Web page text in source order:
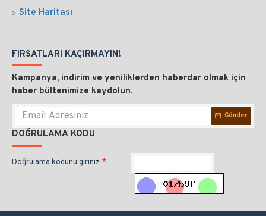
Site Haritası
FIRSATLARI KAÇIRMAYIN!
Kampanya, indirim ve yeniliklerden haberdar olmak için
haber bültenimize kaydolun.
Gönder
DOĞRULAMA KODU
Doğrulama kodunu giriniz